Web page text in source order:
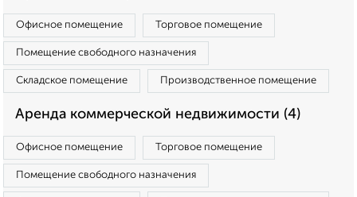
Офисное помещение Торговое помещение
Помещение свободного назначения
Складское помещение Производственное помещение
Аренда коммерческой недвижимости (4)
Офисное помещение Торговое помещение
Помещение свободного назначения